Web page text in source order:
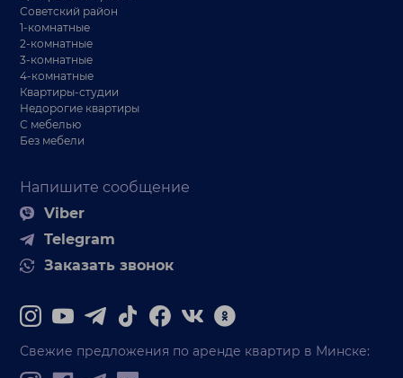
Напишите сообщение
Viber
Telegram
Заказать звонок
Советский район
1-комнатные
2-комнатные
3-комнатные
4-комнатные
Квартиры-студии
Недорогие квартиры
С мебелью
Без мебели
Свежие предложения по аренде квартир в Минске: